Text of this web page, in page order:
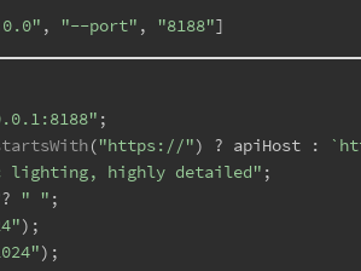
, "--port" , "8188"]
;
("https://") ? apiHost :
lighting, highly detailed" ;
" " ;
);
);